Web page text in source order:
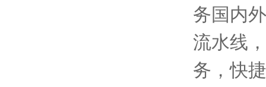
务国内
流水线
务，快